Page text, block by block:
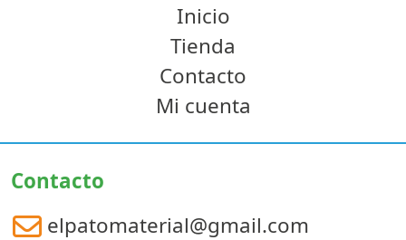
Inicio
Tienda
Contacto
Mi cuenta
Contacto
elpatomaterial@gmail.com